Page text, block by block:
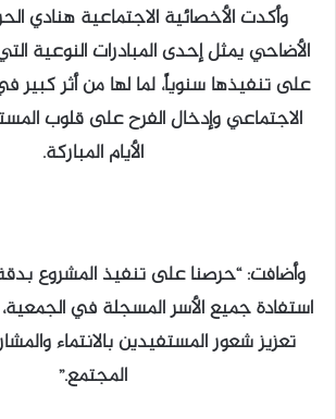
وأكدت الأخصائية الاجتماعية هنادي
الأضاحي يمثل إحدى المبادرات النوعية
على تنفيذها سنوياً، لما لها من أثر كبير
الاجتماعي وإدخال الفرح على قلوب
الأيام المباركة.
وأضافت: “حرصنا على تنفيذ المشروع
استفادة جميع الأسر المسجلة في
تعزيز شعور المستفيدين بالانتماء
المجتمع.”